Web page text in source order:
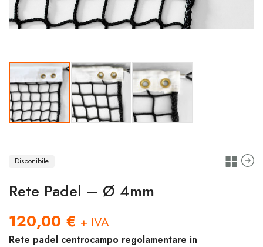
Disponibile
Rete Padel – Ø 4mm
120,00 € + IVA
Rete padel centrocampo regolamentare in